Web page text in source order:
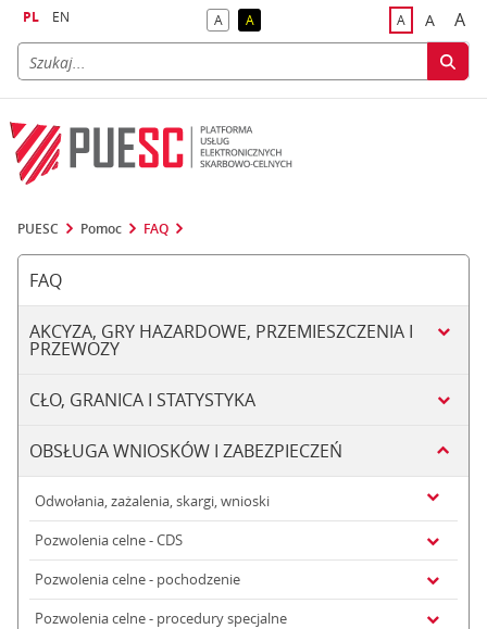
PL EN Akontrast domyślny
Akontrast żółty tekst na czarnym tle
Adomyślna
A A
PUESC Pomoc FAQ
FAQ
AKCYZA, GRY HAZARDOWE, PRZEMIESZCZENIA I
PRZEWOZY
CŁO, GRANICA I STATYSTYKA
OBSŁUGA WNIOSKÓW I ZABEZPIECZEŃ
Odwołania, zażalenia, skargi, wnioski
Pozwolenia celne - CDS
Pozwolenia celne - pochodzenie
Pozwolenia celne - procedury specjalne